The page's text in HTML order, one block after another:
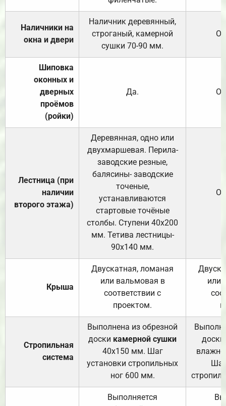
Наличники на
окна и двери
Наличник деревянный,
строганый, камерной
сушки 70-90 мм.
Шиповка
оконных и
дверных
проёмов
(ройки)
Да.
Лестница (при
наличии
второго этажа)
Деревянная, одно или
двухмаршевая. Перила-
заводские резные,
балясины- заводские
точеные,
устанавливаются
стартовые точёные
столбы. Ступени 40х200
мм. Тетива лестницы-
90х140 мм.
Крыша
Двускатная, ломаная
или вальмовая в
соответствии с
проектом.
или
Стропильная
система
Выполнена из обрезной
доски камерной сушки
40х150 мм. Шаг
установки стропильных
ног 600 мм.
доски
Выполняется